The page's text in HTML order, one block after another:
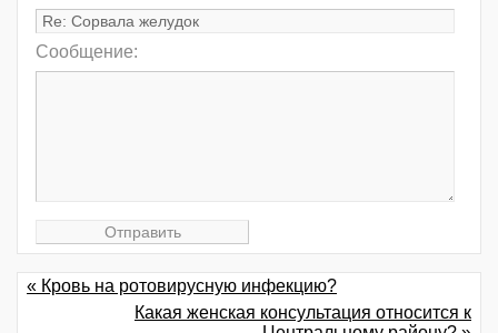
Сообщение:
« Кровь на ротовирусную инфекцию?
Какая женская консультация относится к